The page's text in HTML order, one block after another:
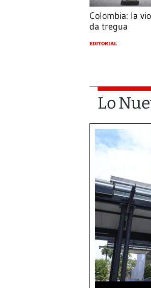
Colombia: la
da tregua
EDITORIAL
Lo